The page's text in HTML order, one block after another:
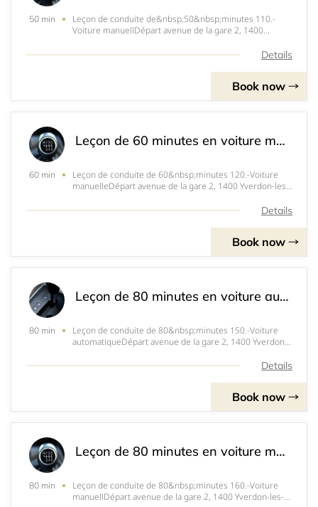
50 min
Leçon de conduite de&nbsp;50&nbsp;minutes 110.-
Voiture manuellDépart avenue de la gare 2, 1400
Details
Book now
Leçon de 60 minutes en voiture manuelle
60 min
Leçon de conduite de 60&nbsp;minutes 120.-Voiture
manuelleDépart avenue de la gare 2, 1400 Yverdon-les-
Details
Book now
Leçon de 80 minutes en voiture automatique
80 min
Leçon de conduite de 80&nbsp;minutes 150.-Voiture
automatiqueDépart avenue de la gare 2, 1400 Yverdon-
Details
Book now
Leçon de 80 minutes en voiture manuelle
80 min
Leçon de conduite de 80&nbsp;minutes 160.-Voiture
manuellDépart avenue de la gare 2, 1400 Yverdon-les-